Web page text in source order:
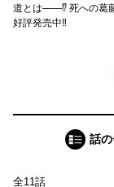
道とは――⁉ 死への葛
好評発売中‼︎
話
全11話